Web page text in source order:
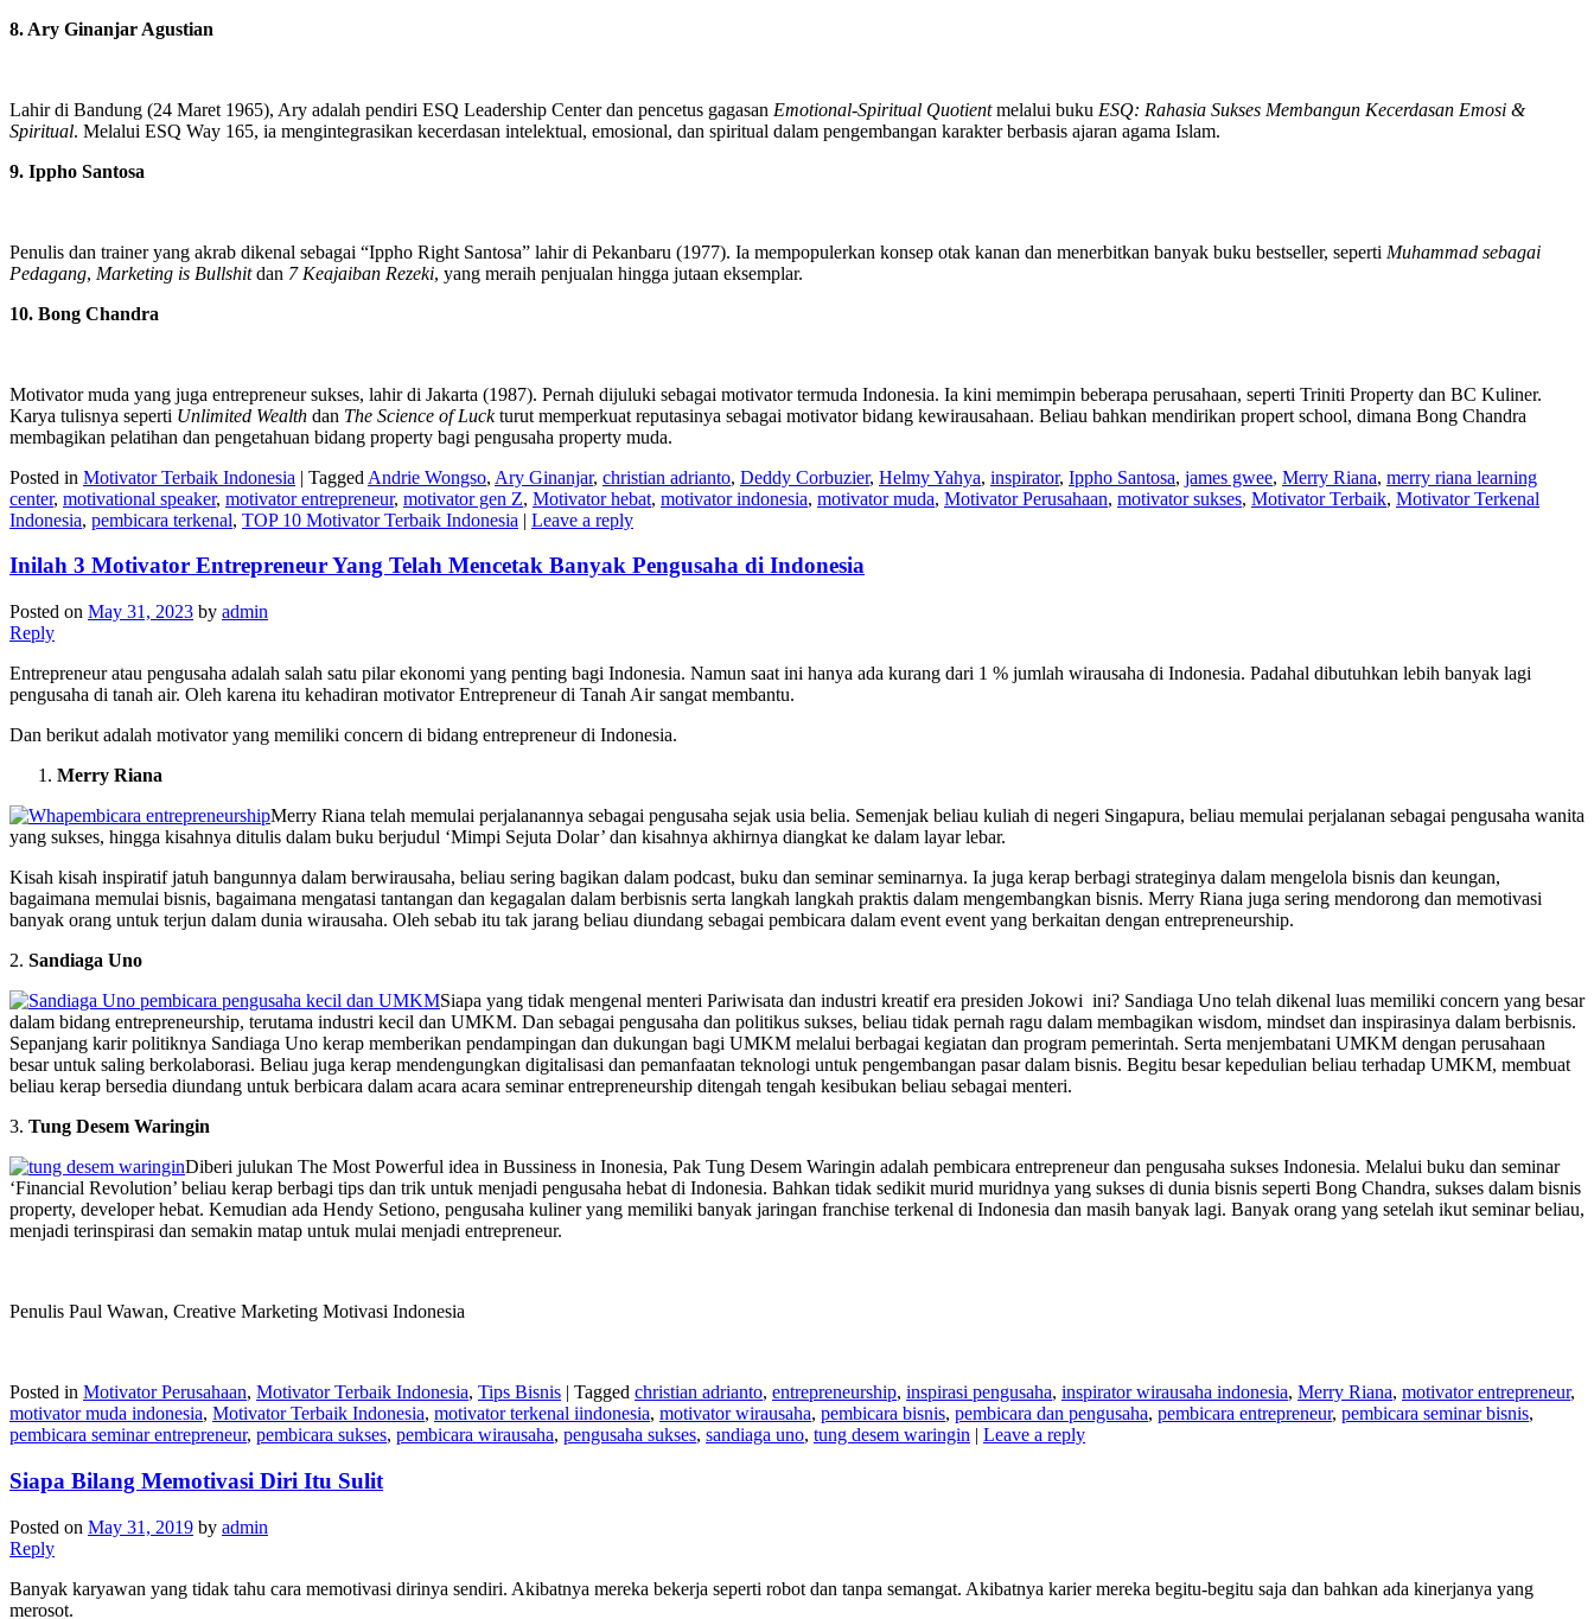
8. Ary Ginanjar Agustian
Lahir di Bandung (24 Maret 1965), Ary adalah pendiri ESQ Leadership Center dan pencetus gagasan Emotional-Spiritual Quotientmelalui buku ESQ: Rahasia Sukses Membangun Kecerdasan Emosi &
Spiritual. Melalui ESQ Way 165, ia mengintegrasikan kecerdasan intelektual, emosional, dan spiritual dalam pengembangan karakter berbasis ajaran agama Islam.
9. Ippho Santosa
Penulis dan trainer yang akrab dikenal sebagai “Ippho Right Santosa” lahir di Pekanbaru (1977). Ia mempopulerkan konsep otak kanan dan menerbitkan banyak buku bestseller, seperti Muhammad sebagai
Pedagang, Marketing is Bullshitdan 7 Keajaiban Rezeki, yang meraih penjualan hingga jutaan eksemplar.
10. Bong Chandra
Motivator muda yang juga entrepreneur sukses, lahir di Jakarta (1987). Pernah dijuluki sebagai motivator termuda Indonesia. Ia kini memimpin beberapa perusahaan, seperti Triniti Property dan BC Kuliner.
Karya tulisnya seperti Unlimited Wealth dan The Science of Luckturut memperkuat reputasinya sebagai motivator bidang kewirausahaan. Beliau bahkan mendirikan propert school, dimana Bong Chandra
membagikan pelatihan dan pengetahuan bidang property bagi pengusaha property muda.
Posted in Motivator Terbaik Indonesia | Tagged Andrie Wongso, Ary Ginanjar, christian adrianto, Deddy Corbuzier, Helmy Yahya, inspirator, Ippho Santosa, james gwee, Merry Riana, merry riana learning
center, motivational speaker, motivator entrepreneur, motivator gen Z, Motivator hebat, motivator indonesia, motivator muda, Motivator Perusahaan, motivator sukses, Motivator Terbaik, Motivator Terkenal
Indonesia, pembicara terkenal, TOP 10 Motivator Terbaik Indonesia | Leave a reply
Inilah 3 Motivator Entrepreneur Yang Telah Mencetak Banyak Pengusaha di Indonesia
Posted on May 31, 2023 by admin
Reply
Entrepreneur atau pengusaha adalah salah satu pilar ekonomi yang penting bagi Indonesia. Namun saat ini hanya ada kurang dari 1 % jumlah wirausaha di Indonesia. Padahal dibutuhkan lebih banyak lagi
pengusaha di tanah air. Oleh karena itu kehadiran motivator Entrepreneur di Tanah Air sangat membantu.
Dan berikut adalah motivator yang memiliki concern di bidang entrepreneur di Indonesia.
Merry Riana
Merry Riana telah memulai perjalanannya sebagai pengusaha sejak usia belia. Semenjak beliau kuliah di negeri Singapura, beliau memulai perjalanan sebagai pengusaha wanita
yang sukses, hingga kisahnya ditulis dalam buku berjudul ‘Mimpi Sejuta Dolar’ dan kisahnya akhirnya diangkat ke dalam layar lebar.
Kisah kisah inspiratif jatuh bangunnya dalam berwirausaha, beliau sering bagikan dalam podcast, buku dan seminar seminarnya. Ia juga kerap berbagi strateginya dalam mengelola bisnis dan keungan,
bagaimana memulai bisnis, bagaimana mengatasi tantangan dan kegagalan dalam berbisnis serta langkah langkah praktis dalam mengembangkan bisnis. Merry Riana juga sering mendorong dan memotivasi
banyak orang untuk terjun dalam dunia wirausaha. Oleh sebab itu tak jarang beliau diundang sebagai pembicara dalam event event yang berkaitan dengan entrepreneurship.
2. Sandiaga Uno
Siapa yang tidak mengenal menteri Pariwisata dan industri kreatif era presiden Jokowi ini? Sandiaga Uno telah dikenal luas memiliki concern yang besar
dalam bidang entrepreneurship, terutama industri kecil dan UMKM. Dan sebagai pengusaha dan politikus sukses, beliau tidak pernah ragu dalam membagikan wisdom, mindset dan inspirasinya dalam berbisnis.
Sepanjang karir politiknya Sandiaga Uno kerap memberikan pendampingan dan dukungan bagi UMKM melalui berbagai kegiatan dan program pemerintah. Serta menjembatani UMKM dengan perusahaan
besar untuk saling berkolaborasi. Beliau juga kerap mendengungkan digitalisasi dan pemanfaatan teknologi untuk pengembangan pasar dalam bisnis. Begitu besar kepedulian beliau terhadap UMKM, membuat
beliau kerap bersedia diundang untuk berbicara dalam acara acara seminar entrepreneurship ditengah tengah kesibukan beliau sebagai menteri.
3. Tung Desem Waringin
Diberi julukan The Most Powerful idea in Bussiness in Inonesia, Pak Tung Desem Waringin adalah pembicara entrepreneur dan pengusaha sukses Indonesia. Melalui buku dan seminar
‘Financial Revolution’ beliau kerap berbagi tips dan trik untuk menjadi pengusaha hebat di Indonesia. Bahkan tidak sedikit murid muridnya yang sukses di dunia bisnis seperti Bong Chandra, sukses dalam bisnis
property, developer hebat. Kemudian ada Hendy Setiono, pengusaha kuliner yang memiliki banyak jaringan franchise terkenal di Indonesia dan masih banyak lagi. Banyak orang yang setelah ikut seminar beliau,
menjadi terinspirasi dan semakin matap untuk mulai menjadi entrepreneur.
Penulis Paul Wawan, Creative Marketing Motivasi Indonesia
Posted in Motivator Perusahaan, Motivator Terbaik Indonesia, Tips Bisnis | Tagged christian adrianto, entrepreneurship, inspirasi pengusaha, inspirator wirausaha indonesia, Merry Riana, motivator entrepreneur,
motivator muda indonesia, Motivator Terbaik Indonesia, motivator terkenal iindonesia, motivator wirausaha, pembicara bisnis, pembicara dan pengusaha, pembicara entrepreneur, pembicara seminar bisnis,
pembicara seminar entrepreneur, pembicara sukses, pembicara wirausaha, pengusaha sukses, sandiaga uno, tung desem waringin | Leave a reply
Siapa Bilang Memotivasi Diri Itu Sulit
Posted on May 31, 2019 by admin
Reply
Banyak karyawan yang tidak tahu cara memotivasi dirinya sendiri. Akibatnya mereka bekerja seperti robot dan tanpa semangat. Akibatnya karier mereka begitu-begitu saja dan bahkan ada kinerjanya yang
merosot.